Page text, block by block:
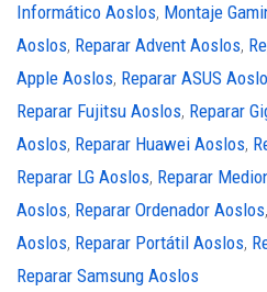
Informático Aoslos, Montaje
Aoslos, Reparar Advent Aoslos,
Apple Aoslos, Reparar ASUS
Reparar Fujitsu Aoslos, Reparar
Aoslos, Reparar Huawei Aoslos,
Reparar LG Aoslos, Reparar
Aoslos, Reparar Ordenador Aoslos,
Aoslos, Reparar Portátil Aoslos,
Reparar Samsung Aoslos